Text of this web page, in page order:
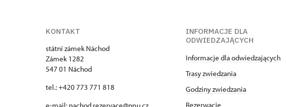
KONTAKT
státní zámek Náchod
Zámek 1282
547 01 Náchod
tel.: +420 773 771 818
INFORMACJE DLA
ODWIEDZAJĄCYCH
Informacje dla odwiedzających
Trasy zwiedzania
Godziny zwiedzania
Rezerwacje